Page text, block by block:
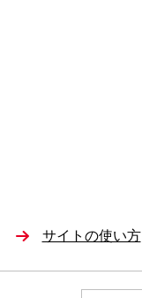
サイトの使い方